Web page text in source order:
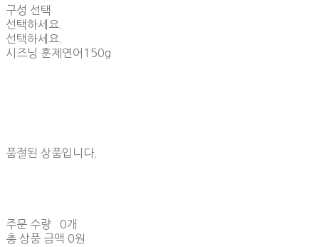
구성 선택
선택하세요.
선택하세요.
시즈닝 훈제연어150g
품절된 상품입니다.
주문 수량
0개
총 상품 금액 0원